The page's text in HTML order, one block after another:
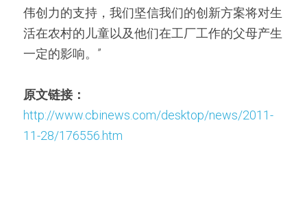
伟创力的支持，我们坚信我们的创新方案将对生
活在农村的儿童以及他们在工厂工作的父母产生
一定的影响。”
原文链接：
http://www.cbinews.com/desktop/news/2011-
11-28/176556.htm